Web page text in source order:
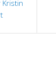
Kristin